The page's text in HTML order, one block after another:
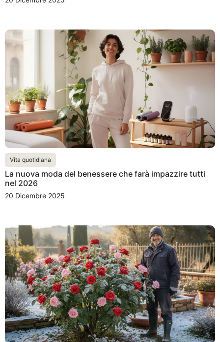
Vita quotidiana
La nuova moda del benessere che farà impazzire tutti
nel 2026
20 Dicembre 2025